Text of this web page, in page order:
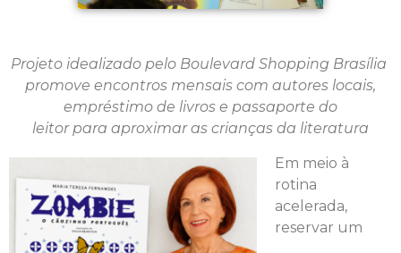
Projeto idealizado pelo Boulevard Shopping Brasília
promove encontros mensais com autores locais,
empréstimo de livros e passaporte do
leitorpara aproximar as crianças da literatura
Em meio à
rotina
acelerada,
reservar um